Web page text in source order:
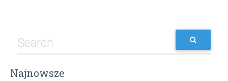
Najnowsze